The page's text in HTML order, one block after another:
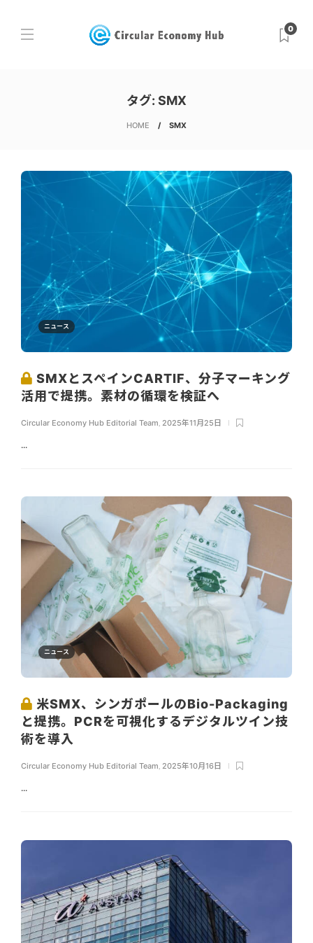
0
タグ: SMX
HOME SMX
ニュース
SMXとスペインCARTIF、分子マーキング
活用で提携。素材の循環を検証へ
Circular Economy Hub Editorial Team 2025年11月25日
...
ニュース
米SMX、シンガポールのBio-Packaging
と提携。PCRを可視化するデジタルツイン技
術を導入
Circular Economy Hub Editorial Team 2025年10月16日
...